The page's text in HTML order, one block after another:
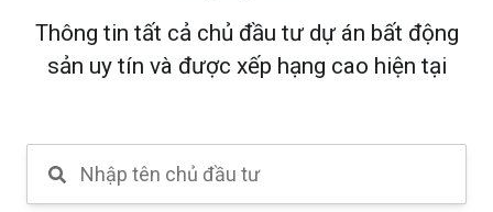
Thông tin tất cả chủ đầu tư dự án bất động
sản uy tín và được xếp hạng cao hiện tại